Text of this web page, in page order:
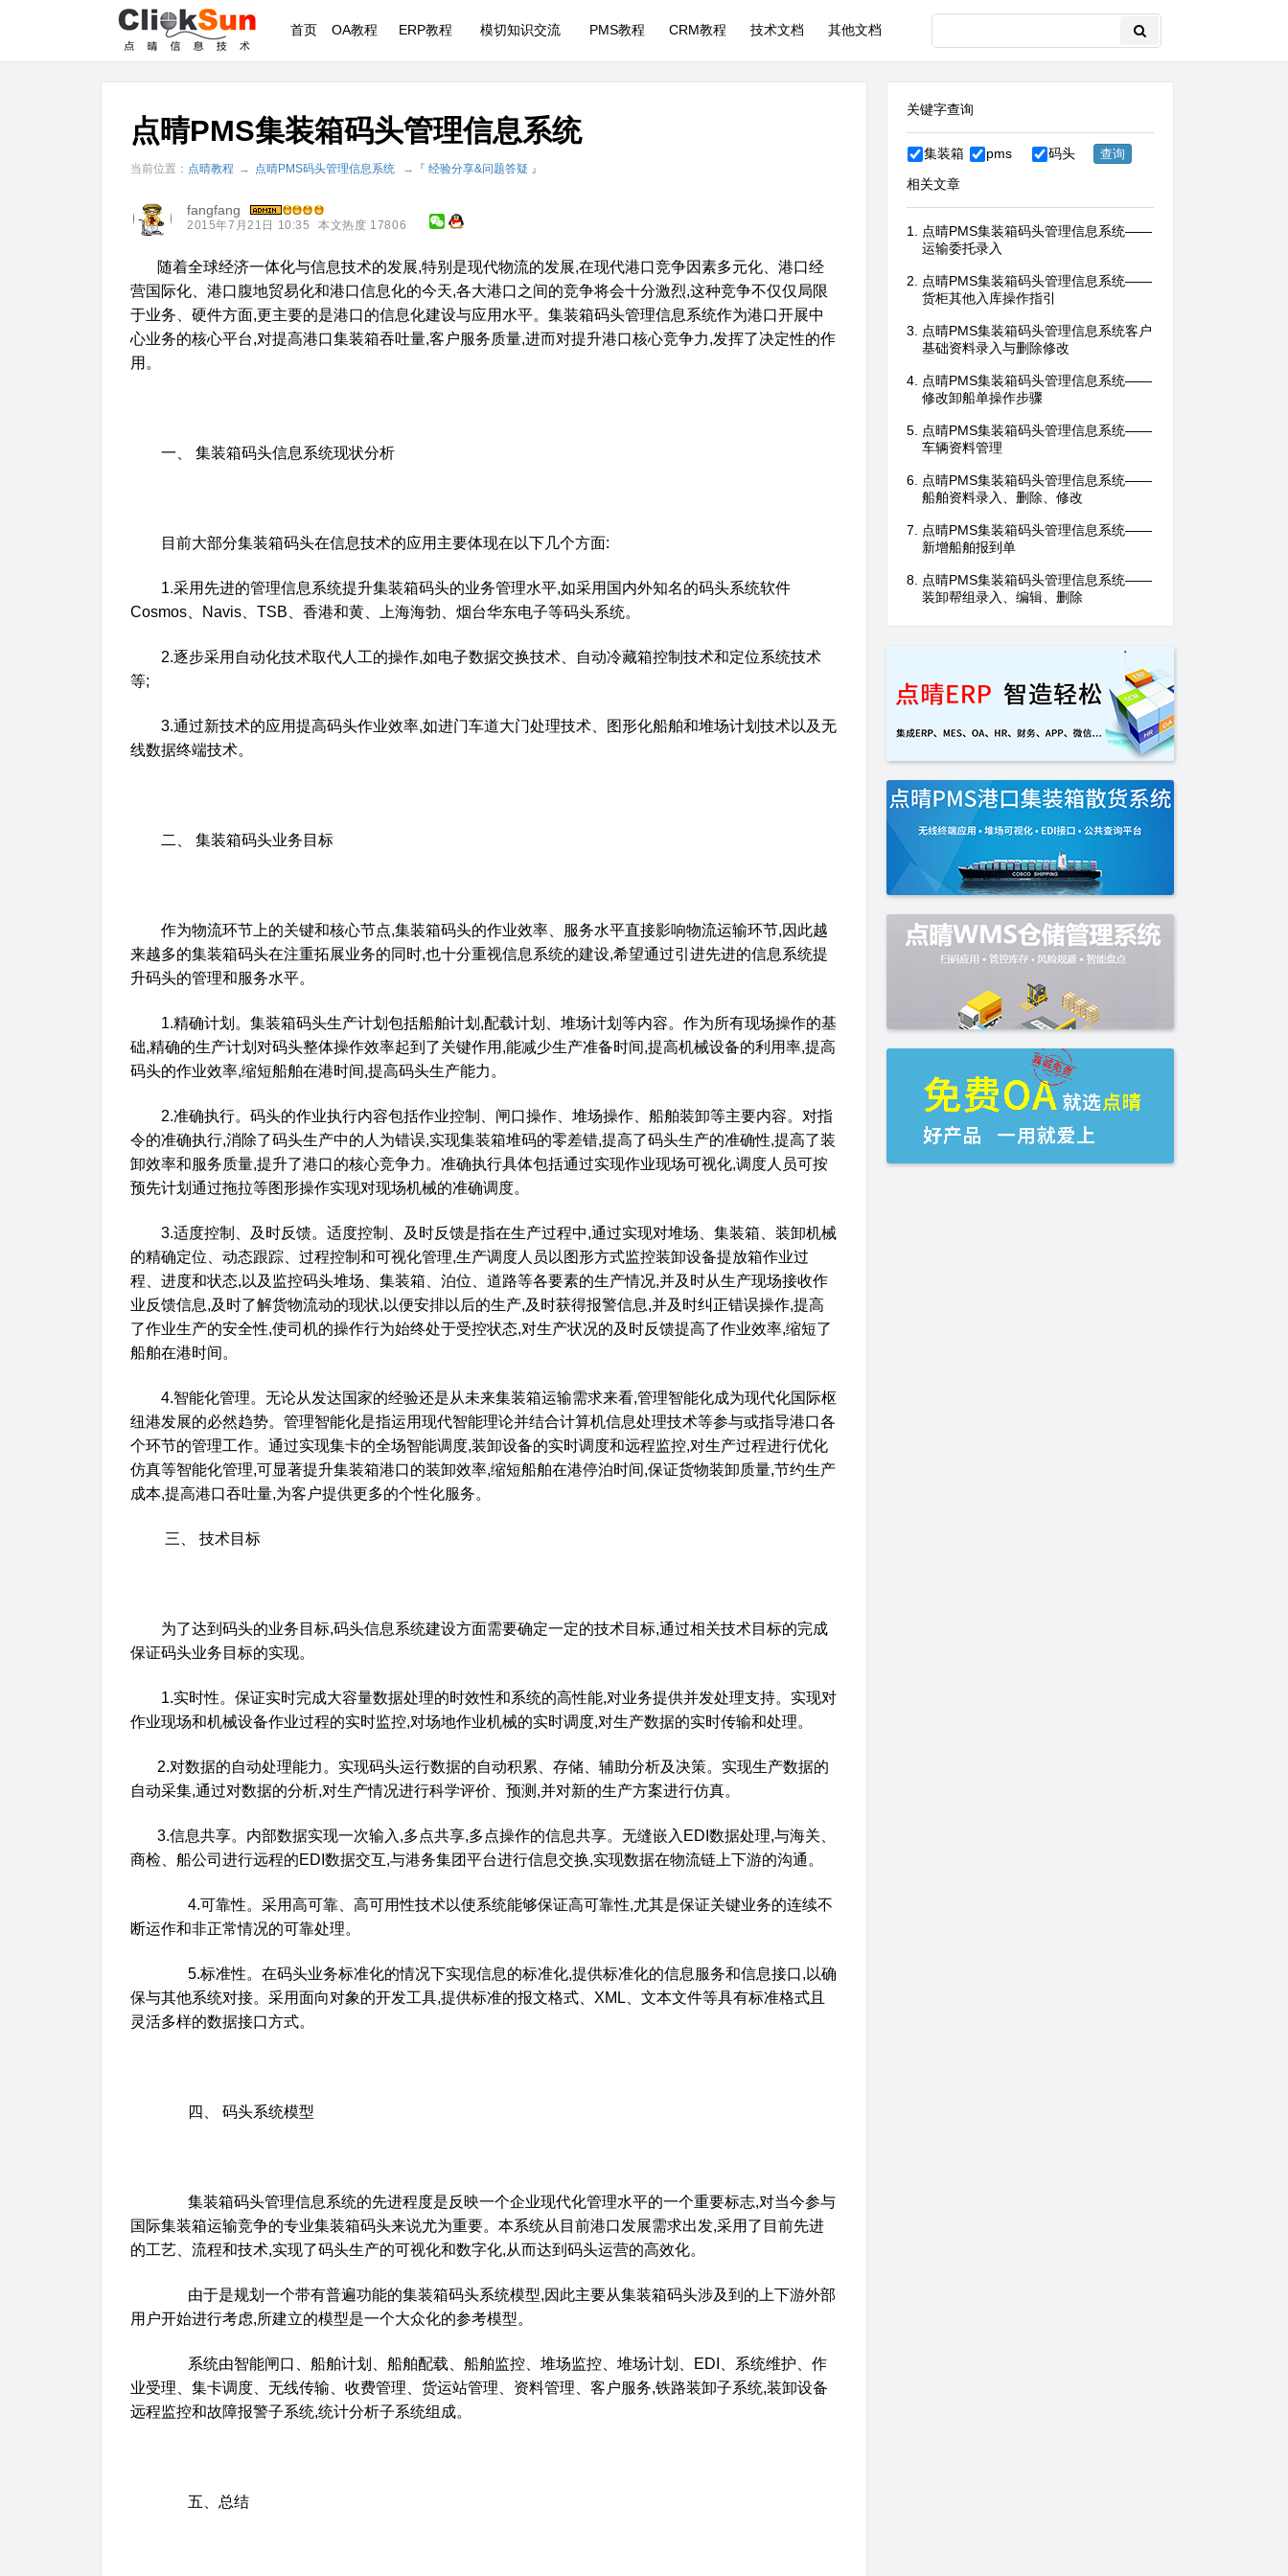
首页 OA教程 ERP教程 模切知识交流 PMS教程 CRM教程 技术文档 其他文档
点晴PMS集装箱码头管理信息系统
当前位置： 点晴教程 → 点晴PMS码头管理信息系统 → 『 经验分享&问题答疑 』
fangfang
2015年7月21日 10:35 本文热度 17806
随着全球经济一体化与信息技术的发展,特别是现代物流的发展,在现代港口竞争因素多元化、港口经
营国际化、港口腹地贸易化和港口信息化的今天,各大港口之间的竞争将会十分激烈,这种竞争不仅仅局限
于业务、硬件方面,更主要的是港口的信息化建设与应用水平。集装箱码头管理信息系统作为港口开展中
心业务的核心平台,对提高港口集装箱吞吐量,客户服务质量,进而对提升港口核心竞争力,发挥了决定性的作
用。
一、 集装箱码头信息系统现状分析
目前大部分集装箱码头在信息技术的应用主要体现在以下几个方面:
1.采用先进的管理信息系统提升集装箱码头的业务管理水平,如采用国内外知名的码头系统软件
Cosmos
Navis TSB 、香港和黄、上海海勃、烟台华东电子等码头系统。
2.逐步采用自动化技术取代人工的操作,如电子数据交换技术、自动冷藏箱控制技术和定位系统技术
等;
3.通过新技术的应用提高码头作业效率,如进门车道大门处理技术、图形化船舶和堆场计划技术以及无
线数据终端技术。
二、 集装箱码头业务目标
作为物流环节上的关键和核心节点,集装箱码头的作业效率、服务水平直接影响物流运输环节,因此越
来越多的集装箱码头在注重拓展业务的同时,也十分重视信息系统的建设,希望通过引进先进的信息系统提
升码头的管理和服务水平。
1.精确计划。集装箱码头生产计划包括船舶计划 ,配载计划、堆场计划等内容。作为所有现场操作的基
础,精确的生产计划对码头整体操作效率起到了关键作用 ,能减少生产准备时间,提高机械设备的利用率,提高
码头的作业效率,缩短船舶在港时间,提高码头生产能力。
2.准确执行。码头的作业执行内容包括作业控制、闸口操作、堆场操作、船舶装卸等主要内容。对指
令的准确执行,消除了码头生产中的人为错误,实现集装箱堆码的零差错,提高了码头生产的准确性,提高了装
卸效率和服务质量,提升了港口的核心竞争力。准确执行具体包括通过实现作业现场可视化,调度人员可按
预先计划通过拖拉等图形操作实现对现场机械的准确调度。
3.适度控制、及时反馈。适度控制、及时反馈是指在生产过程中,通过实现对堆场、集装箱、装卸机械
的精确定位、动态跟踪、过程控制和可视化管理,生产调度人员以图形方式监控装卸设备提放箱作业过
程、进度和状态, 以及监控码头堆场、集装箱、泊位、道路等各要素的生产情况,并及时从生产现场接收作
业反馈信息,及时了解货物流动的现状, 以便安排以后的生产,及时获得报警信息,并及时纠正错误操作,提高
了作业生产的安全性,使司机的操作行为始终处于受控状态,对生产状况的及时反馈提高了作业效率,缩短了
船舶在港时间。
4.智能化管理。无论从发达国家的经验还是从未来集装箱运输需求来看,管理智能化成为现代化国际枢
纽港发展的必然趋势。管理智能化是指运用现代智能理论并结合计算机信息处理技术等参与或指导港口各
个环节的管理工作。通过实现集卡的全场智能调度,装卸设备的实时调度和远程监控,对生产过程进行优化
仿真等智能化管理,可显著提升集装箱港口的装卸效率,缩短船舶在港停泊时间,保证货物装卸质量,节约生产
成本,提高港口吞吐量,为客户提供更多的个性化服务。
三、 技术目标
为了达到码头的业务目标,码头信息系统建设方面需要确定一定的技术目标,通过相关技术目标的完成
保证码头业务目标的实现。
1.实时性。保证实时完成大容量数据处理的时效性和系统的高性能,对业务提供并发处理支持。实现对
作业现场和机械设备作业过程的实时监控,对场地作业机械的实时调度,对生产数据的实时传输和处理。
2.对数据的自动处理能力。实现码头运行数据的自动积累、存储、辅助分析及决策。实现生产数据的
自动采集,通过对数据的分析,对生产情况进行科学评价、预测 ,并对新的生产方案进行仿真。
3.信息共享。内部数据实现一次输入 ,多点共享,多点操作的信息共享。无缝嵌入 EDI 数据处理,与海关、
商检、船公司进行远程的EDI 数据交互,与港务集团平台进行信息交换,实现数据在物流链上下游的沟通。
4.可靠性。采用高可靠、高可用性技术以使系统能够保证高可靠性,尤其是保证关键业务的连续不
断运作和非正常情况的可靠处理。
5.标准性。在码头业务标准化的情况下实现信息的标准化,提供标准化的信息服务和信息接口, 以确
保与其他系统对接。采用面向对象的开发工具,提供标准的报文格式、 XML 、文本文件等具有标准格式且
灵活多样的数据接口方式。
四、 码头系统模型
集装箱码头管理信息系统的先进程度是反映一个企业现代化管理水平的一个重要标志,对当今参与
国际集装箱运输竞争的专业集装箱码头来说尤为重要。本系统从目前港口发展需求出发,采用了目前先进
的工艺、流程和技术,实现了码头生产的可视化和数字化,从而达到码头运营的高效化。
由于是规划一个带有普遍功能的集装箱码头系统模型,因此主要从集装箱码头涉及到的上下游外部
用户开始进行考虑,所建立的模型是一个大众化的参考模型。
系统由智能闸口、船舶计划、船舶配载、船舶监控、堆场监控、堆场计划、 EDI
、系统维护、作
业受理、集卡调度、无线传输、收费管理、货运站管理、资料管理、客户服务,铁路装卸子系统,装卸设备
远程监控和故障报警子系统,统计分析子系统组成。
五、总结
关键字查询
集装箱 pms 码头
相关文章
点晴PMS集装箱码头管理信息系统——
运输委托录入
点晴PMS集装箱码头管理信息系统——
货柜其他入库操作指引
点晴PMS集装箱码头管理信息系统客户
基础资料录入与删除修改
点晴PMS集装箱码头管理信息系统——
修改卸船单操作步骤
点晴PMS集装箱码头管理信息系统——
车辆资料管理
点晴PMS集装箱码头管理信息系统——
船舶资料录入、删除、修改
点晴PMS集装箱码头管理信息系统——
新增船舶报到单
点晴PMS集装箱码头管理信息系统——
装卸帮组录入、编辑、删除